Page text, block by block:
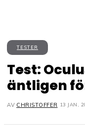
TESTER
Test:
äntligen
AV CHRISTOFFER 13 JAN,